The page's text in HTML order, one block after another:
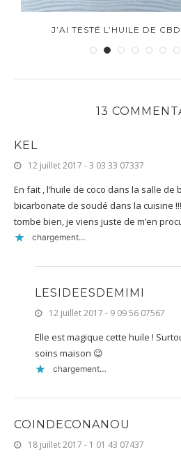
J’AI TESTÉ L’HUILE DE
13
KEL
12 juillet 2017 - 3 03 33 07337
En fait , l’huile de coco dans la salle
bicarbonate de soudé dans la cuisine !!!
tombe bien, je viens juste de m’en
chargement…
LESIDEESDEMIMI
12 juillet 2017 - 9 09 56 07567
Elle est magique cette huile !
soins maison 😉
chargement…
COINDECONANOU
18 juillet 2017 - 1 01 43 07437